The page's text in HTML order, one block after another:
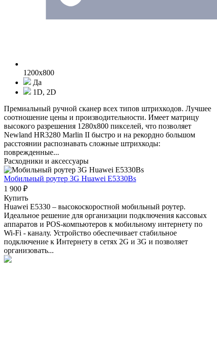
1200x800
Да
1D, 2D
Премиальный ручной сканер всех типов штрихкодов. Лучшее
соотношение цены и производительности. Имеет матрицу
высокого разрешения 1280x800 пикселей, что позволяет
Newland HR3280 Marlin II быстро и на рекордно большом
расстоянии распознавать сложные штрихкоды:
поврежденные...
Расходники и аксессуары
Мобильный роутер 3G Huawei E5330Bs
1 900 ₽
Купить
Huawei E5330 – высокоскоростной мобильный роутер.
Идеальное решение для организации подключения кассовых
аппаратов и POS-компьютеров к мобильному интернету по
Wi-Fi - каналу. Устройство обеспечивает стабильное
подключение к Интернету в сетях 2G и 3G и позволяет
организовать...